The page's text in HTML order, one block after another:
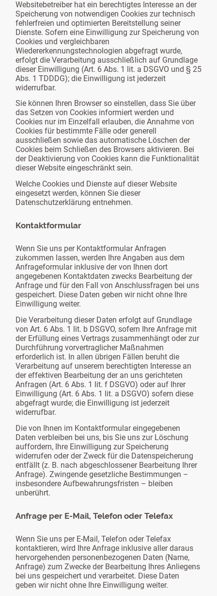
Websitebetreiber hat ein berechtigtes Interesse an der
Speicherung von notwendigen Cookies zur technisch
fehlerfreien und optimierten Bereitstellung seiner
Dienste. Sofern eine Einwilligung zur Speicherung von
Cookies und vergleichbaren
Wiedererkennungstechnologien abgefragt wurde,
erfolgt die Verarbeitung ausschließlich auf Grundlage
dieser Einwilligung (Art. 6 Abs. 1 lit. a DSGVO und § 25
Abs. 1 TDDDG); die Einwilligung ist jederzeit
widerrufbar.
Sie können Ihren Browser so einstellen, dass Sie über
das Setzen von Cookies informiert werden und
Cookies nur im Einzelfall erlauben, die Annahme von
Cookies für bestimmte Fälle oder generell
ausschließen sowie das automatische Löschen der
Cookies beim Schließen des Browsers aktivieren. Bei
der Deaktivierung von Cookies kann die Funktionalität
dieser Website eingeschränkt sein.
Welche Cookies und Dienste auf dieser Website
eingesetzt werden, können Sie dieser
Datenschutzerklärung entnehmen.
Kontaktformular
Wenn Sie uns per Kontaktformular Anfragen
zukommen lassen, werden Ihre Angaben aus dem
Anfrageformular inklusive der von Ihnen dort
angegebenen Kontaktdaten zwecks Bearbeitung der
Anfrage und für den Fall von Anschlussfragen bei uns
gespeichert. Diese Daten geben wir nicht ohne Ihre
Einwilligung weiter.
Die Verarbeitung dieser Daten erfolgt auf Grundlage
von Art. 6 Abs. 1 lit. b DSGVO, sofern Ihre Anfrage mit
der Erfüllung eines Vertrags zusammenhängt oder zur
Durchführung vorvertraglicher Maßnahmen
erforderlich ist. In allen übrigen Fällen beruht die
Verarbeitung auf unserem berechtigten Interesse an
der effektiven Bearbeitung der an uns gerichteten
Anfragen (Art. 6 Abs. 1 lit. f DSGVO) oder auf Ihrer
Einwilligung (Art. 6 Abs. 1 lit. a DSGVO) sofern diese
abgefragt wurde; die Einwilligung ist jederzeit
widerrufbar.
Die von Ihnen im Kontaktformular eingegebenen
Daten verbleiben bei uns, bis Sie uns zur Löschung
auffordern, Ihre Einwilligung zur Speicherung
widerrufen oder der Zweck für die Datenspeicherung
entfällt (z. B. nach abgeschlossener Bearbeitung Ihrer
Anfrage). Zwingende gesetzliche Bestimmungen –
insbesondere Aufbewahrungsfristen – bleiben
unberührt.
Anfrage per E-Mail, Telefon oder Telefax
Wenn Sie uns per E-Mail, Telefon oder Telefax
kontaktieren, wird Ihre Anfrage inklusive aller daraus
hervorgehenden personenbezogenen Daten (Name,
Anfrage) zum Zwecke der Bearbeitung Ihres Anliegens
bei uns gespeichert und verarbeitet. Diese Daten
geben wir nicht ohne Ihre Einwilligung weiter.